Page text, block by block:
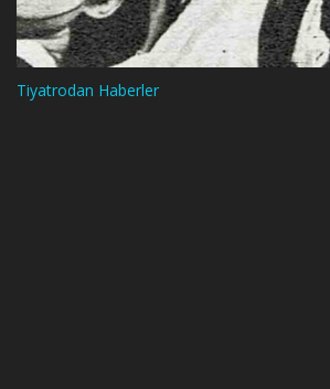
Tiyatrodan Haberler